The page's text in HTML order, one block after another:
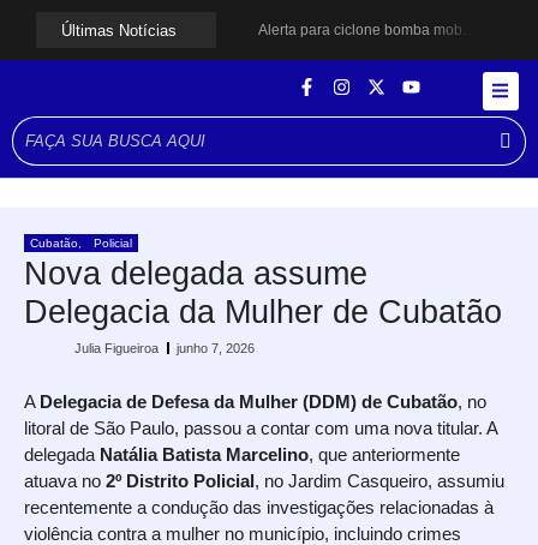
Últimas Notícias
Alerta para ciclone bomba mobiliza moradores de Cubatão após estragos causados por vendaval
Santos avança com proposta para municipalizar manutenção das calçadas
Cubatão Policial
Nova delegada assume
Delegacia da Mulher de Cubatão
Julia Figueiroa junho 7, 2026
A Delegacia de Defesa da Mulher (DDM) de Cubatão, no
litoral de São Paulo, passou a contar com uma nova titular. A
delegada Natália Batista Marcelino, que anteriormente
atuava no 2º Distrito Policial, no Jardim Casqueiro, assumiu
recentemente a condução das investigações relacionadas à
violência contra a mulher no município, incluindo crimes